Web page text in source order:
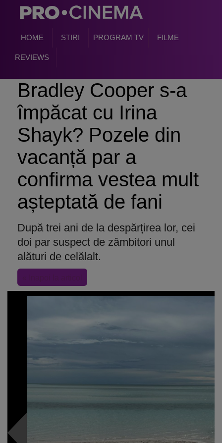
HOME STIRI PROGRAM TV FILME
REVIEWS
Bradley Cooper s-a
împăcat cu Irina
Shayk? Pozele din
vacanță par a
confirma vestea mult
așteptată de fani
După trei ani de la despărțirea lor, cei
doi par suspect de zâmbitori unul
alături de celălalt.